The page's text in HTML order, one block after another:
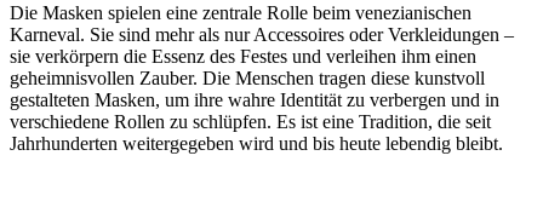
Die Masken spielen eine zentrale Rolle beim venezianischen
Karneval. Sie sind mehr als nur Accessoires oder Verkleidungen –
sie verkörpern die Essenz des Festes und verleihen ihm einen
geheimnisvollen Zauber. Die Menschen tragen diese kunstvoll
gestalteten Masken, um ihre wahre Identität zu verbergen und in
verschiedene Rollen zu schlüpfen. Es ist eine Tradition, die seit
Jahrhunderten weitergegeben wird und bis heute lebendig bleibt.